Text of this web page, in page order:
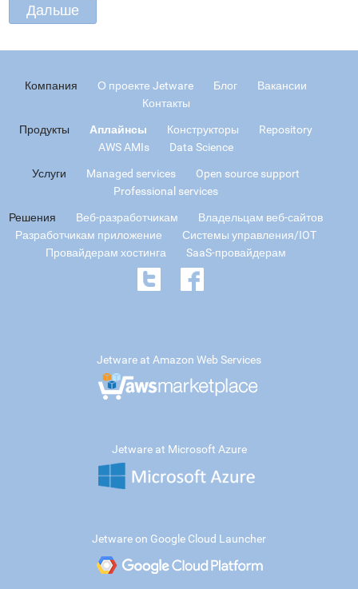
Компания О проекте Jetware Блог
Вакансии
Контакты
Продукты Аплайнсы Конструкторы
Repository
AWS AMIs
Data Science
Услуги Managed services
Open source support
Professional services
Решения Веб-разработчикам
Владельцам веб-сайтов
Разработчикам приложение
Системы управления/IOT
Провайдерам хостинга
SaaS-провайдерам
Jetware at Amazon Web Services
Jetware at Microsoft Azure
Jetware on Google Cloud Launcher